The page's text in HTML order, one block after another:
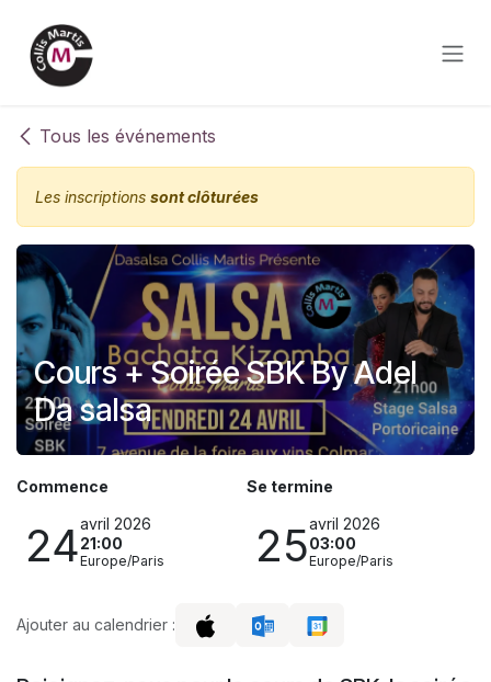
Tous les événements
Les inscriptions sont clôturées
Cours + Soirée SBK By Adel
Da salsa
Commence
24avril 2026
21:00
Europe/Paris
Se termine
25avril 2026
03:00
Europe/Paris
Ajouter au calendrier :